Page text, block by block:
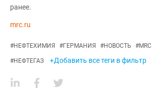
ранее.
mrc.ru
#НЕФТЕХИМИЯ #ГЕРМАНИЯ #НОВОСТЬ #MRC
#НЕФТЕГАЗ +Добавить все теги в фильтр